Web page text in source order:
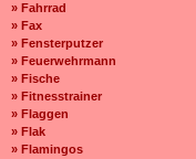
» Fahrrad
» Fax
» Fensterputzer
» Feuerwehrmann
» Fische
» Fitnesstrainer
» Flaggen
» Flak
» Flamingos